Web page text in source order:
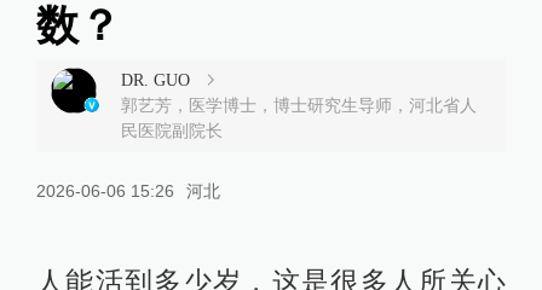
数？
DR. GUO
郭艺芳，医学博士，博士研究生导师，河北省人
民医院副院长
2026-06-06 15:26 河北
人能活到多少岁，这是很多人所关心